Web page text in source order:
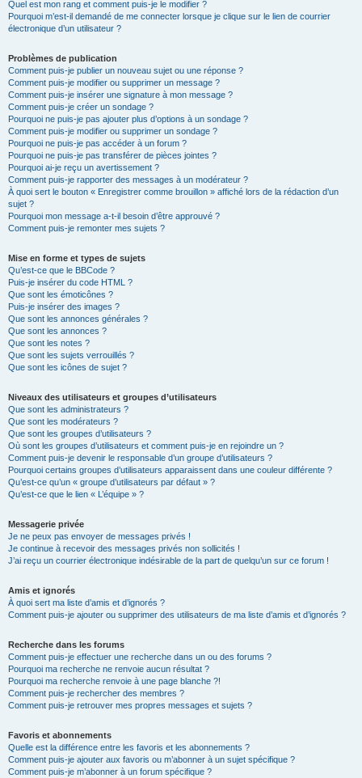
Quel est mon rang et comment puis-je le modifier ?
Pourquoi m’est-il demandé de me connecter lorsque je clique sur le lien de courrier
électronique d’un utilisateur ?
Problèmes de publication
Comment puis-je publier un nouveau sujet ou une réponse ?
Comment puis-je modifier ou supprimer un message ?
Comment puis-je insérer une signature à mon message ?
Comment puis-je créer un sondage ?
Pourquoi ne puis-je pas ajouter plus d’options à un sondage ?
Comment puis-je modifier ou supprimer un sondage ?
Pourquoi ne puis-je pas accéder à un forum ?
Pourquoi ne puis-je pas transférer de pièces jointes ?
Pourquoi ai-je reçu un avertissement ?
Comment puis-je rapporter des messages à un modérateur ?
À quoi sert le bouton « Enregistrer comme brouillon » affiché lors de la rédaction d’un
sujet ?
Pourquoi mon message a-t-il besoin d’être approuvé ?
Comment puis-je remonter mes sujets ?
Mise en forme et types de sujets
Qu’est-ce que le BBCode ?
Puis-je insérer du code HTML ?
Que sont les émoticônes ?
Puis-je insérer des images ?
Que sont les annonces générales ?
Que sont les annonces ?
Que sont les notes ?
Que sont les sujets verrouillés ?
Que sont les icônes de sujet ?
Niveaux des utilisateurs et groupes d’utilisateurs
Que sont les administrateurs ?
Que sont les modérateurs ?
Que sont les groupes d’utilisateurs ?
Où sont les groupes d’utilisateurs et comment puis-je en rejoindre un ?
Comment puis-je devenir le responsable d’un groupe d’utilisateurs ?
Pourquoi certains groupes d’utilisateurs apparaissent dans une couleur différente ?
Qu’est-ce qu’un « groupe d’utilisateurs par défaut » ?
Qu’est-ce que le lien « L’équipe » ?
Messagerie privée
Je ne peux pas envoyer de messages privés !
Je continue à recevoir des messages privés non sollicités !
J’ai reçu un courrier électronique indésirable de la part de quelqu’un sur ce forum !
Amis et ignorés
À quoi sert ma liste d’amis et d’ignorés ?
Comment puis-je ajouter ou supprimer des utilisateurs de ma liste d’amis et d’ignorés ?
Recherche dans les forums
Comment puis-je effectuer une recherche dans un ou des forums ?
Pourquoi ma recherche ne renvoie aucun résultat ?
Pourquoi ma recherche renvoie à une page blanche ?!
Comment puis-je rechercher des membres ?
Comment puis-je retrouver mes propres messages et sujets ?
Favoris et abonnements
Quelle est la différence entre les favoris et les abonnements ?
Comment puis-je ajouter aux favoris ou m’abonner à un sujet spécifique ?
Comment puis-je m’abonner à un forum spécifique ?